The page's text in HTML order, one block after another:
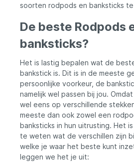
soorten rodpods en banksticks
De beste Rodpods
banksticks?
Het is lastig bepalen wat de
bankstick is. Dit is in de meeste
persoonlijke voorkeur, de
namelijk wel passen bij jou.
wel eens op verschillende
meeste dan ook zowel een
banksticks in hun uitrusting. Het
te weten wat de verschillen zijn
welke je waar het beste kunt
leggen we het je uit: